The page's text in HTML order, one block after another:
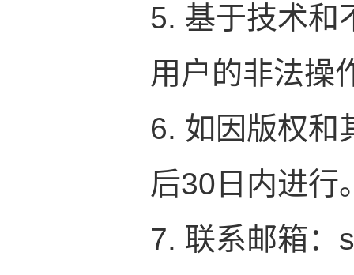
5. 基于技术和
用户的非法操
6. 如因版权和
后30日内进行
7. 联系邮箱